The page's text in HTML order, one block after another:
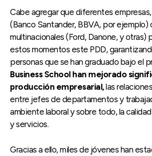
Cabe agregar que diferentes
(Banco Santander, BBVA, por ejemplo)
multinacionales (Ford, Danone, y otras)
estos momentos este PDD,
personas que se han graduado bajo el
Business School han mejorado
producción empresarial,las
entre jefes de departamentos y
ambiente laboral y sobre todo, la
y servicios.
Gracias a ello, miles de jóvenes han